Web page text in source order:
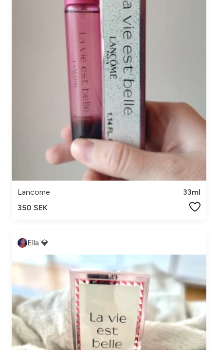
Lancome
33ml
350 SEK
Ella 💎